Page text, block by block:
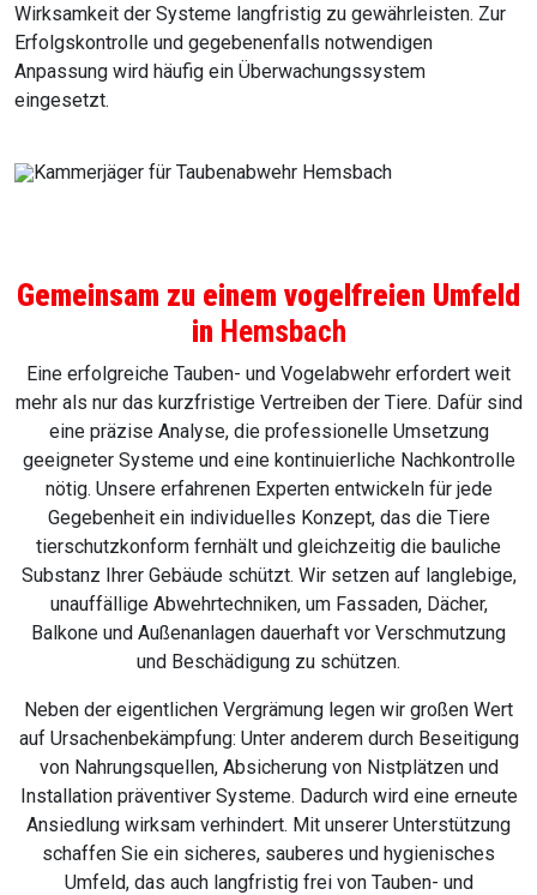
Wirksamkeit der Systeme langfristig zu gewährleisten. Zur
Erfolgskontrolle und gegebenenfalls notwendigen
Anpassung wird häufig ein Überwachungssystem
eingesetzt.
Gemeinsam zu einem vogelfreien Umfeld
in Hemsbach
Eine erfolgreiche Tauben- und Vogelabwehr erfordert weit
mehr als nur das kurzfristige Vertreiben der Tiere. Dafür sind
eine präzise Analyse, die professionelle Umsetzung
geeigneter Systeme und eine kontinuierliche Nachkontrolle
nötig. Unsere erfahrenen Experten entwickeln für jede
Gegebenheit ein individuelles Konzept, das die Tiere
tierschutzkonform fernhält und gleichzeitig die bauliche
Substanz Ihrer Gebäude schützt. Wir setzen auf langlebige,
unauffällige Abwehrtechniken, um Fassaden, Dächer,
Balkone und Außenanlagen dauerhaft vor Verschmutzung
und Beschädigung zu schützen.
Neben der eigentlichen Vergrämung legen wir großen Wert
auf Ursachenbekämpfung: Unter anderem durch Beseitigung
von Nahrungsquellen, Absicherung von Nistplätzen und
Installation präventiver Systeme. Dadurch wird eine erneute
Ansiedlung wirksam verhindert. Mit unserer Unterstützung
schaffen Sie ein sicheres, sauberes und hygienisches
Umfeld, das auch langfristig frei von Tauben- und